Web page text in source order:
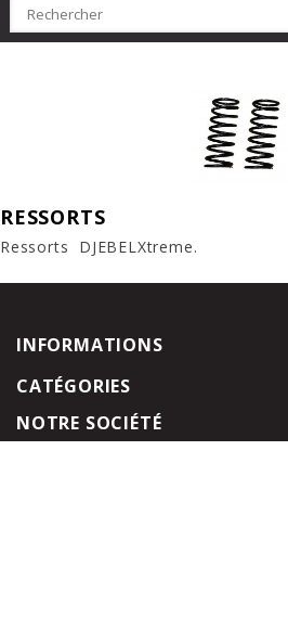
RESSORTS
Ressorts DJEBELXtreme.
INFORMATIONS
CATÉGORIES
NOTRE SOCIÉTÉ